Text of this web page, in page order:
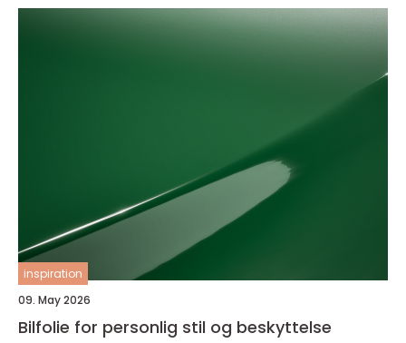
inspiration
09. May 2026
Bilfolie for personlig stil og beskyttelse